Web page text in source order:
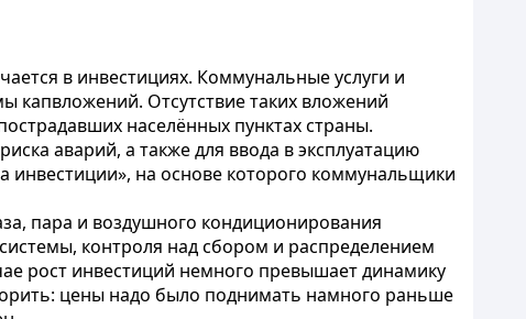
в инвестициях. Коммунальные услуги и
Отсутствие таких вложений
населённых пунктах страны.
аварий, а также для ввода в эксплуатацию
на основе которого коммунальщики
пара и воздушного кондиционирования
контроля над сбором и распределением
рост инвестиций немного превышает динамику
цены надо было поднимать намного раньше